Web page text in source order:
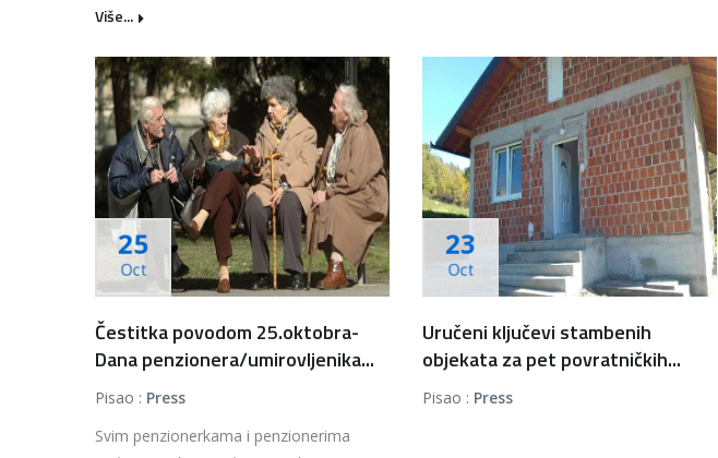
Više...
25
Oct
Čestitka povodom 25.oktobra-
Dana penzionera/umirovljenika...
Pisao : Press
Svim penzionerkama i penzionerima
23
Oct
Uručeni ključevi stambenih
objekata za pet povratničkih...
Pisao : Press